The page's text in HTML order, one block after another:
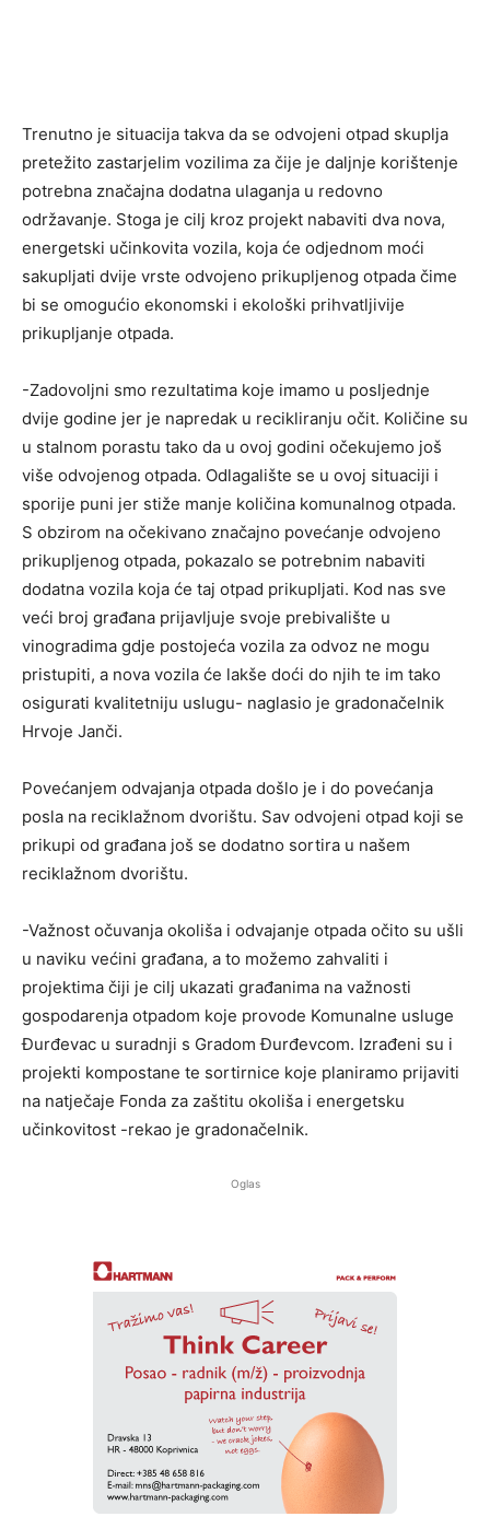
Trenutno je situacija takva da se odvojeni otpad skuplja
pretežito zastarjelim vozilima za čije je daljnje korištenje
potrebna značajna dodatna ulaganja u redovno
održavanje. Stoga je cilj kroz projekt nabaviti dva nova,
energetski učinkovita vozila, koja će odjednom moći
sakupljati dvije vrste odvojeno prikupljenog otpada čime
bi se omogućio ekonomski i ekološki prihvatljivije
prikupljanje otpada.
-Zadovoljni smo rezultatima koje imamo u posljednje
dvije godine jer je napredak u recikliranju očit. Količine su
u stalnom porastu tako da u ovoj godini očekujemo još
više odvojenog otpada. Odlagalište se u ovoj situaciji i
sporije puni jer stiže manje količina komunalnog otpada.
S obzirom na očekivano značajno povećanje odvojeno
prikupljenog otpada, pokazalo se potrebnim nabaviti
dodatna vozila koja će taj otpad prikupljati. Kod nas sve
veći broj građana prijavljuje svoje prebivalište u
vinogradima gdje postojeća vozila za odvoz ne mogu
pristupiti, a nova vozila će lakše doći do njih te im tako
osigurati kvalitetniju uslugu- naglasio je gradonačelnik
Hrvoje Janči.
Povećanjem odvajanja otpada došlo je i do povećanja
posla na reciklažnom dvorištu. Sav odvojeni otpad koji se
prikupi od građana još se dodatno sortira u našem
reciklažnom dvorištu.
-Važnost očuvanja okoliša i odvajanje otpada očito su ušli
u naviku većini građana, a to možemo zahvaliti i
projektima čiji je cilj ukazati građanima na važnosti
gospodarenja otpadom koje provode Komunalne usluge
Đurđevac u suradnji s Gradom Đurđevcom. Izrađeni su i
projekti kompostane te sortirnice koje planiramo prijaviti
na natječaje Fonda za zaštitu okoliša i energetsku
učinkovitost -rekao je gradonačelnik.
Oglas